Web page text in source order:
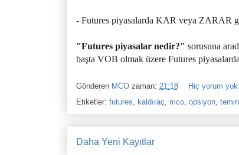
- Futures piyasalarda KAR veya ZARAR
"Futures piyasalar nedir?" sorusuna
başta VOB olmak üzere Futures piyasalarda
Gönderen MCO zaman: 21:18
Hiç yorum yok:
Etiketler: futures kaldıraç mco opsiyon
Daha Yeni Kayıtlar